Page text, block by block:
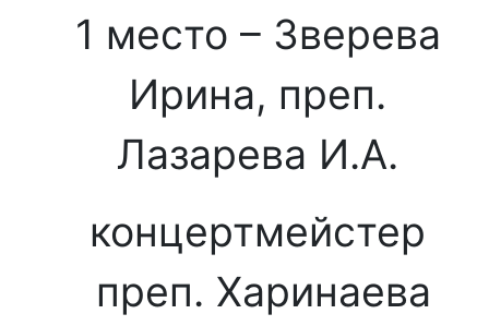
1 место – Зверева
Ирина, преп.
Лазарева И.А.
концертмейстер
преп. Харинаева